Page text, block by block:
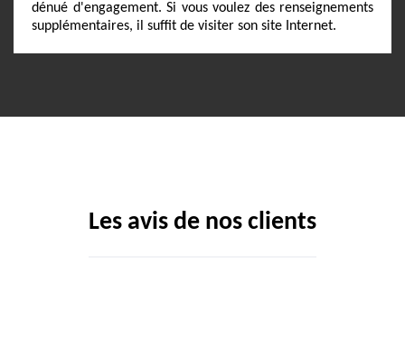
dénué d'engagement. Si vous voulez des renseignements
supplémentaires, il suffit de visiter son site Internet.
Les avis de nos clients